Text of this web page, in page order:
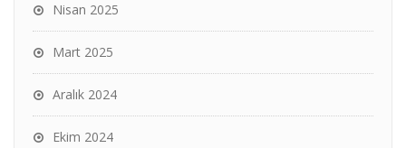
Nisan 2025
Mart 2025
Aralık 2024
Ekim 2024